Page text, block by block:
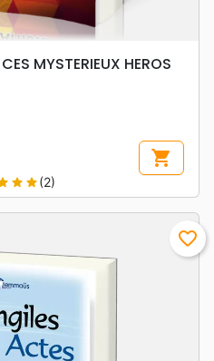
MYSTERIEUX HEROS
shopping_cart
star star(2)
favorite_border